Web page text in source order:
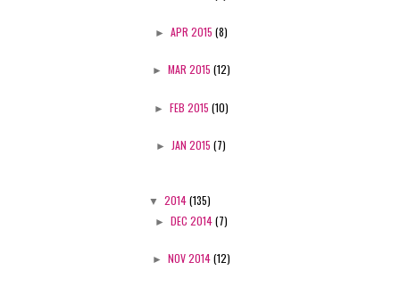
► APR 2015 (8)
► MAR 2015 (12)
► FEB 2015 (10)
► JAN 2015 (7)
▼ 2014(135)
► DEC 2014(7)
► NOV 2014(12)